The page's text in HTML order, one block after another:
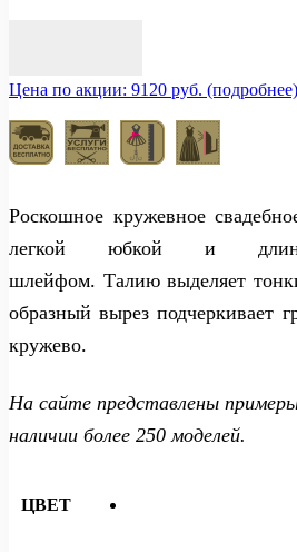
Цена по акции: 9120 руб. (подробнее)
Роскошное кружевное
легкой юбкой и
шлейфом. Талию выделяет
образный вырез подчеркивает
кружево.
На сайте представлены
наличии более 250 моделей.
ЦВЕТ